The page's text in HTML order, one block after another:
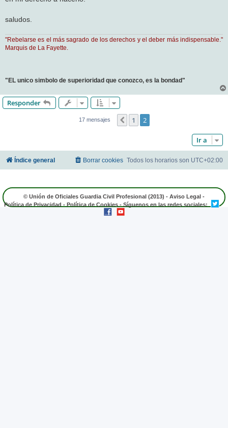
saludos.
"Rebelarse es el más sagrado de los derechos y el deber más indispensable."
Marquis de La Fayette.
"EL unico simbolo de superioridad que conozco, es la bondad"
Responder
17 mensajes Anterior
1 2
Ir a
Índice general Todos los horarios son UTC+02:00
Borrar cookies
© Unión de Oficiales Guardia Civil Profesional (2013) - Aviso Legal -
Política de Privacidad-Política de Cookies- Síguenos en las redes sociales: